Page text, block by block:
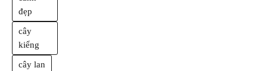
đẹp
cây
kiểng
cây lan